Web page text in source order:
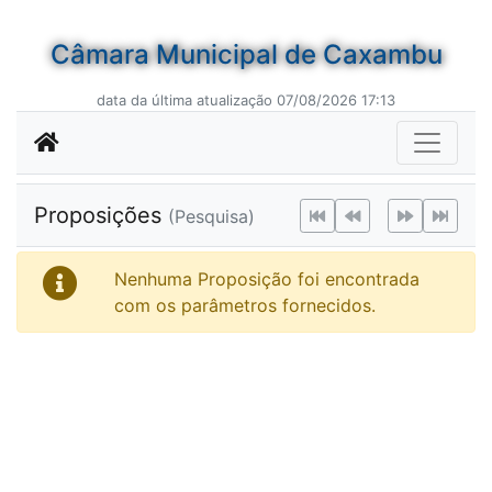
Câmara Municipal de Caxambu
data da última atualização 07/08/2026 17:13
Proposições (Pesquisa)
Nenhuma Proposição foi encontrada
com os parâmetros fornecidos.